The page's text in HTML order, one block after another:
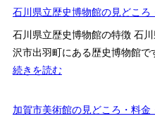
巽
石川県立歴史博物館の見どころ
石川県立歴史博物館の特徴 石
沢市出羽町にある歴史博物館で
続きを読む:
川
加賀市美術館の見どころ・料金